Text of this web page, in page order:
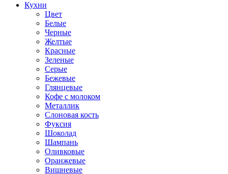
Кухни
Цвет
Белые
Черные
Желтые
Красные
Зеленые
Серые
Бежевые
Глянцевые
Кофе с молоком
Металлик
Слоновая кость
Фуксия
Шоколад
Шампань
Оливковые
Оранжевые
Вишневые